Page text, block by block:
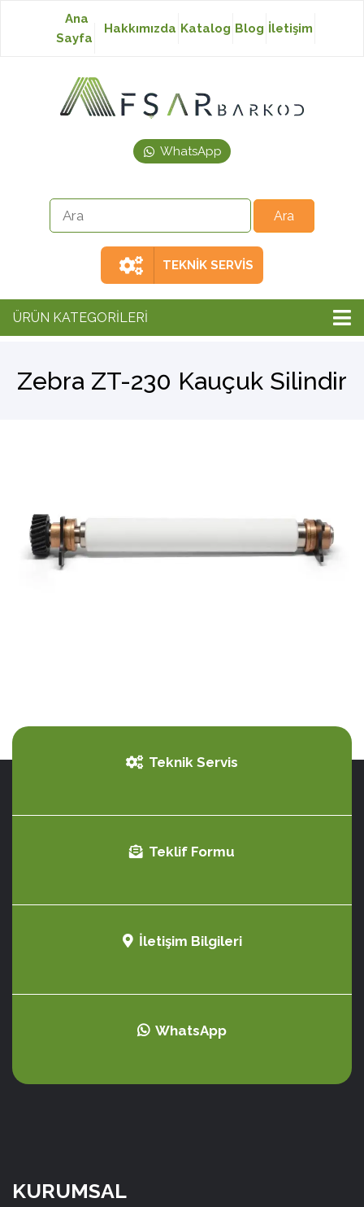
Baskısız Etiket
Japon Akmaz Yıkama
Ribon
Ana
Sayfa
Hakkımızda Katalog Blog İletişim
WhatsApp
TEKNİK SERVİS
ÜRÜN KATEGORİLERİ
Zebra ZT-230 Kauçuk Silindir
Teknik Servis
Teklif Formu
İletişim Bilgileri
WhatsApp
KURUMSAL